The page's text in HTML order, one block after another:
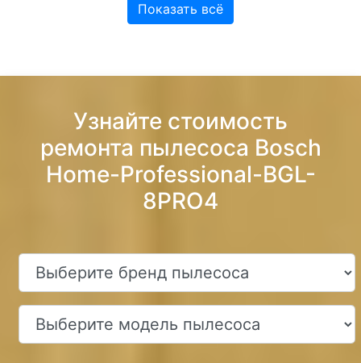
Показать всё
Узнайте стоимость
ремонта пылесоса Bosch
Home-Professional-BGL-
8PRO4